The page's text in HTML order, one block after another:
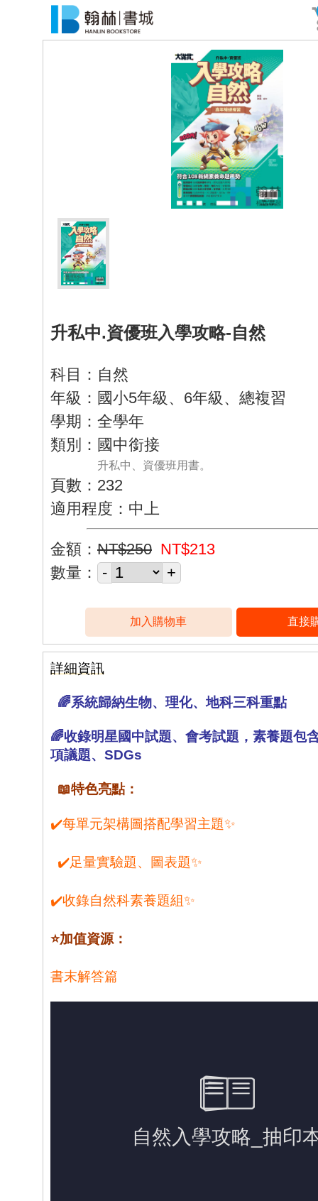
升私中.資優班入學攻略-自然
科目：自然
年級：國小5年級、6年級、總複習
學期：全學年
類別：國中銜接
升私中、資優班用書。
頁數：232
適用程度：中上
金額： NT$250 NT$213
數量：
詳細資訊
🌈系統歸納生物、理化、地科三科重點
🌈收錄明星國中試題、會考試題，素養題包
項議題、SDGs
📖特色亮點：
✔️每單元架構圖搭配學習主題✨
✔️足量實驗題、圖表題✨
✔️收錄自然科素養題組✨
⭐加值資源：
書末解答篇